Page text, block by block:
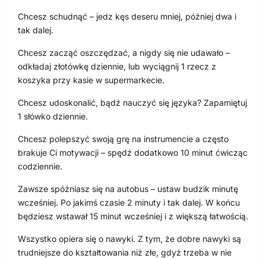
Chcesz schudnąć – jedz kęs deseru mniej, później dwa i
tak dalej.
Chcesz zacząć oszczędzać, a nigdy się nie udawało –
odkładaj złotówkę dziennie, lub wyciągnij 1 rzecz z
koszyka przy kasie w supermarkecie.
Chcesz udoskonalić, bądź nauczyć się języka? Zapamiętuj
1 słówko dziennie.
Chcesz polepszyć swoją grę na instrumencie a często
brakuje Ci motywacji – spędź dodatkowo 10 minut ćwicząc
codziennie.
Zawsze spóźniasz się na autobus – ustaw budzik minutę
wcześniej. Po jakimś czasie 2 minuty i tak dalej. W końcu
będziesz wstawał 15 minut wcześniej i z większą łatwością.
Wszystko opiera się o nawyki. Z tym, że dobre nawyki są
trudniejsze do kształtowania niż złe, gdyż trzeba w nie